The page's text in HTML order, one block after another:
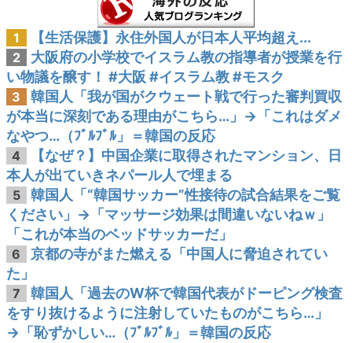
1 【生活保護】永住外国人が日本人平均超え...
2
大阪府の小学校でイスラム教の指導者が授業を行
い物議を醸す！ #大阪 #イスラム教 #モスク
3
韓国人「我が国がクウェート戦で行った審判買収
が本当に深刻である理由がこちら…」→「これはダメ
なやつ…（ﾌﾞﾙﾌﾞﾙ」＝韓国の反応
4
【なぜ？】中国企業に取得されたマンション、日
本人が出ていきネパール人で埋まる
5
韓国人「“韓国サッカー”性接待の試合結果をご覧
ください」→「マッサージ効果は間違いないねｗ」
「これが本当のベッドサッカーだ」
6
京都の寺がまた燃える「中国人に脅迫されてい
た」
7
韓国人「過去のW杯で韓国代表がドーピング検査
をすり抜けるように注射していたものがこちら…」
→「恥ずかしい…（ﾌﾞﾙﾌﾞﾙ」＝韓国の反応